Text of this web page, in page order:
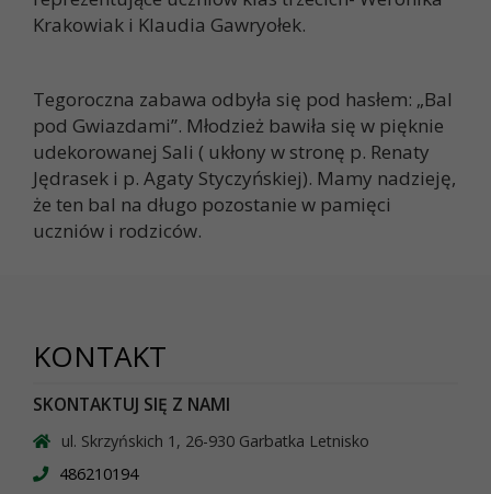
Krakowiak i Klaudia Gawryołek.
Tegoroczna zabawa odbyła się pod hasłem: „Bal
pod Gwiazdami”. Młodzież bawiła się w pięknie
udekorowanej Sali ( ukłony w stronę p. Renaty
Jędrasek i p. Agaty Styczyńskiej). Mamy nadzieję,
że ten bal na długo pozostanie w pamięci
uczniów i rodziców.
KONTAKT
SKONTAKTUJ SIĘ Z NAMI
ul. Skrzyńskich 1, 26-930 Garbatka Letnisko
486210194